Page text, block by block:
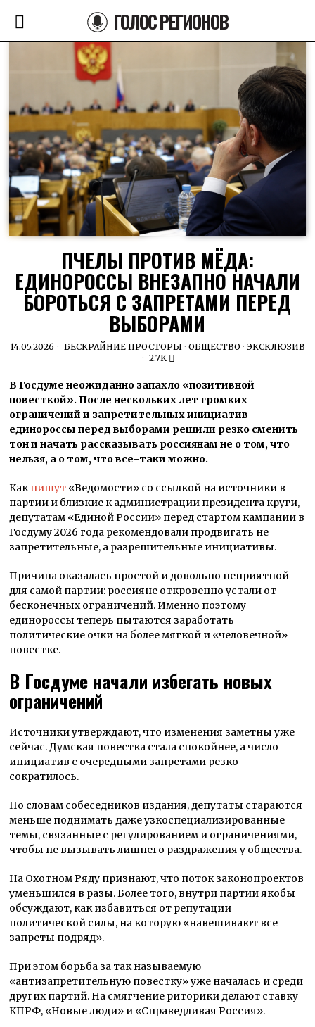
ГОЛОС РЕГИОНОВ
ПЧЕЛЫ ПРОТИВ МЁДА:
ЕДИНОРОССЫ ВНЕЗАПНО НАЧАЛИ
БОРОТЬСЯ С ЗАПРЕТАМИ ПЕРЕД
ВЫБОРАМИ
14.05.2026 БЕСКРАЙНИЕ ПРОСТОРЫ · ОБЩЕСТВО · ЭКСКЛЮЗИВ
2.7K
В Госдуме неожиданно запахло «позитивной
повесткой». После нескольких лет громких
ограничений и запретительных инициатив
единороссы перед выборами решили резко сменить
тон и начать рассказывать россиянам не о том, что
нельзя, а о том, что все-таки можно.
Какпишут «Ведомости» со ссылкой на источники в
партии и близкие к администрации президента круги,
депутатам «Единой России» перед стартом кампании в
Госдуму 2026 года рекомендовали продвигать не
запретительные, а разрешительные инициативы.
Причина оказалась простой и довольно неприятной
для самой партии: россияне откровенно устали от
бесконечных ограничений. Именно поэтому
единороссы теперь пытаются заработать
политические очки на более мягкой и «человечной»
повестке.
В Госдуме начали избегать новых
ограничений
Источники утверждают, что изменения заметны уже
сейчас. Думская повестка стала спокойнее, а число
инициатив с очередными запретами резко
сократилось.
По словам собеседников издания, депутаты стараются
меньше поднимать даже узкоспециализированные
темы, связанные с регулированием и ограничениями,
чтобы не вызывать лишнего раздражения у общества.
На Охотном Ряду признают, что поток законопроектов
уменьшился в разы. Более того, внутри партии якобы
обсуждают, как избавиться от репутации
политической силы, на которую «навешивают все
запреты подряд».
При этом борьба за так называемую
«антизапретительную повестку» уже началась и среди
других партий. На смягчение риторики делают ставку
КПРФ, «Новые люди» и «Справедливая Россия».